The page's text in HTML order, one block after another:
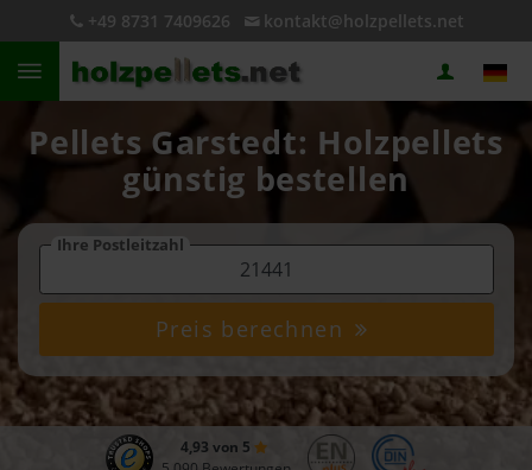
+49 8731 7409626 kontakt@holzpellets.net
Pellets Garstedt: Holzpellets
günstig bestellen
Ihre Postleitzahl
Preis berechnen
4,93 von 5